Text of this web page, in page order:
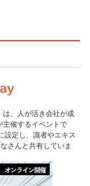
、人が活き会社が成
催するイベントで
設定し、識者やエキス
さんと共有していま